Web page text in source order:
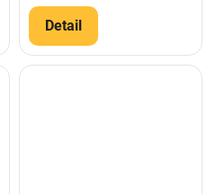
Detail